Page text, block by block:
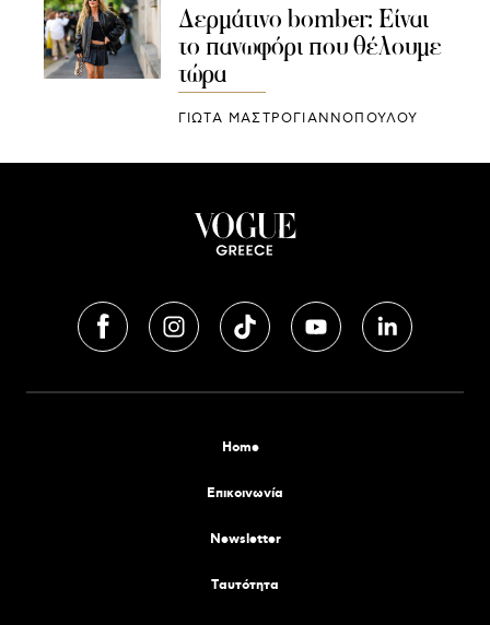
Δερμάτινο bomber: Είναι
το πανωφόρι που θέλουμε
τώρα
ΓΙΩΤΑ ΜΑΣΤΡΟΓΙΑΝΝΟΠΟΥΛΟΥ
Home
Επικοινωνία
Newsletter
Tαυτότητα